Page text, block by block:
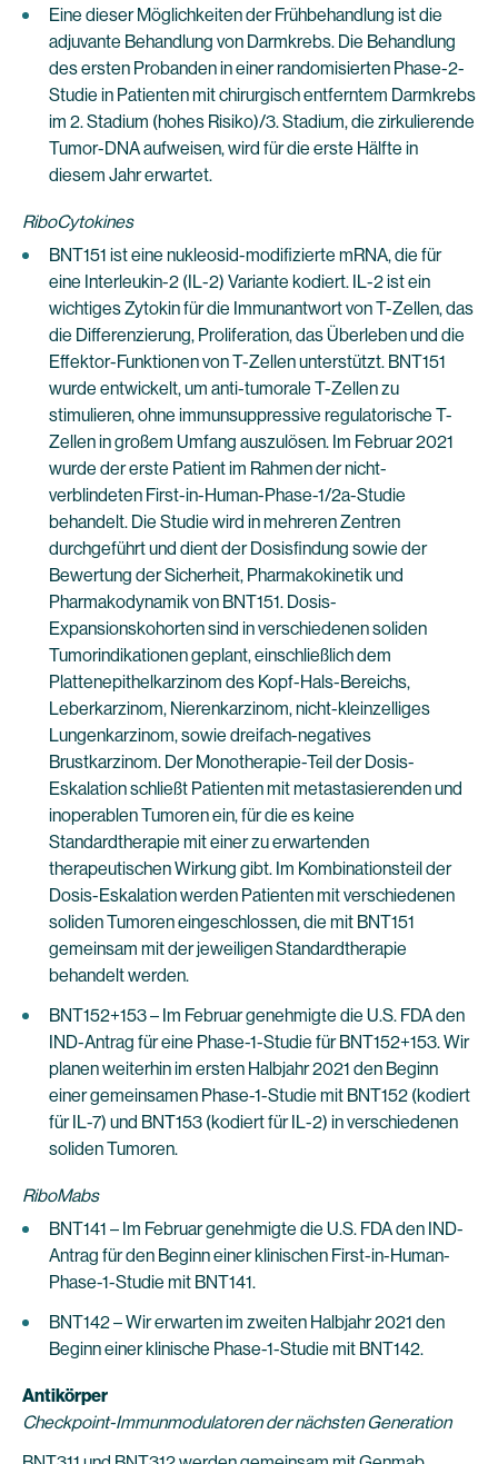
Eine dieser Möglichkeiten der Frühbehandlung ist die
adjuvante Behandlung von Darmkrebs. Die Behandlung
des ersten Probanden in einer randomisierten Phase-2-
Studie in Patienten mit chirurgisch entferntem Darmkrebs
im 2. Stadium (hohes Risiko)/3. Stadium, die zirkulierende
Tumor-DNA aufweisen, wird für die erste Hälfte in
diesem Jahr erwartet.
RiboCytokines
BNT151 ist eine nukleosid-modifizierte mRNA, die für
eine Interleukin-2 (IL-2) Variante kodiert. IL-2 ist ein
wichtiges Zytokin für die Immunantwort von T-Zellen, das
die Differenzierung, Proliferation, das Überleben und die
Effektor-Funktionen von T-Zellen unterstützt. BNT151
wurde entwickelt, um anti-tumorale T-Zellen zu
stimulieren, ohne immunsuppressive regulatorische T-
Zellen in großem Umfang auszulösen. Im Februar 2021
wurde der erste Patient im Rahmen der nicht-
verblindeten First-in-Human-Phase-1/2a-Studie
behandelt. Die Studie wird in mehreren Zentren
durchgeführt und dient der Dosisfindung sowie der
Bewertung der Sicherheit, Pharmakokinetik und
Pharmakodynamik von BNT151. Dosis-
Expansionskohorten sind in verschiedenen soliden
Tumorindikationen geplant, einschließlich dem
Plattenepithelkarzinom des Kopf-Hals-Bereichs,
Leberkarzinom, Nierenkarzinom, nicht-kleinzelliges
Lungenkarzinom, sowie dreifach-negatives
Brustkarzinom. Der Monotherapie-Teil der Dosis-
Eskalation schließt Patienten mit metastasierenden und
inoperablen Tumoren ein, für die es keine
Standardtherapie mit einer zu erwartenden
therapeutischen Wirkung gibt. Im Kombinationsteil der
Dosis-Eskalation werden Patienten mit verschiedenen
soliden Tumoren eingeschlossen, die mit BNT151
gemeinsam mit der jeweiligen Standardtherapie
behandelt werden.
BNT152+153 – Im Februar genehmigte die U.S. FDA den
IND-Antrag für eine Phase-1-Studie für BNT152+153. Wir
planen weiterhin im ersten Halbjahr 2021 den Beginn
einer gemeinsamen Phase-1-Studie mit BNT152 (kodiert
für IL-7) und BNT153 (kodiert für IL-2) in verschiedenen
soliden Tumoren.
RiboMabs
BNT141 – Im Februar genehmigte die U.S. FDA den IND-
Antrag für den Beginn einer klinischen First-in-Human-
Phase-1-Studie mit BNT141.
BNT142 – Wir erwarten im zweiten Halbjahr 2021 den
Beginn einer klinische Phase-1-Studie mit BNT142.
Antikörper
Checkpoint-Immunmodulatoren der nächsten Generation